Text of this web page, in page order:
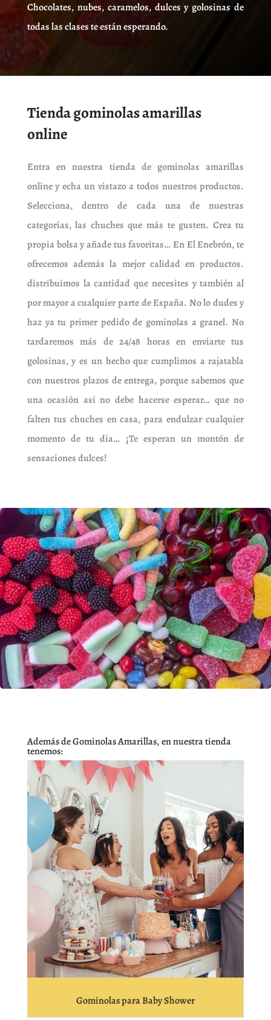
Chocolates, nubes, caramelos, dulces y golosinas de
todas las clases te están esperando.
Tienda gominolas amarillas
online
Entra en nuestra tienda de gominolas amarillas
online y echa un vistazo a todos nuestros productos.
Selecciona, dentro de cada una de nuestras
categorías, las chuches que más te gusten. Crea tu
propia bolsa y añade tus favoritas… En El Enebrón, te
ofrecemos además la mejor calidad en productos.
distribuimos la cantidad que necesites y también al
por mayor a cualquier parte de España. No lo dudes y
haz ya tu primer pedido de gominolas a granel. No
tardaremos más de 24/48 horas en enviarte tus
golosinas, y es un hecho que cumplimos a rajatabla
con nuestros plazos de entrega, porque sabemos que
una ocasión así no debe hacerse esperar… que no
falten tus chuches en casa, para endulzar cualquier
momento de tu día… ¡Te esperan un montón de
sensaciones dulces!
Además de Gominolas Amarillas, en nuestra tienda
tenemos:
Gominolas para Baby Shower